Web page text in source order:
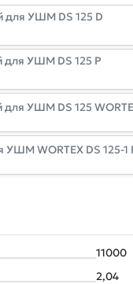
для УШМ DS 125 D
для УШМ DS 125 P
для УШМ DS 125
WORTEX DS 125-1
11000
2,04